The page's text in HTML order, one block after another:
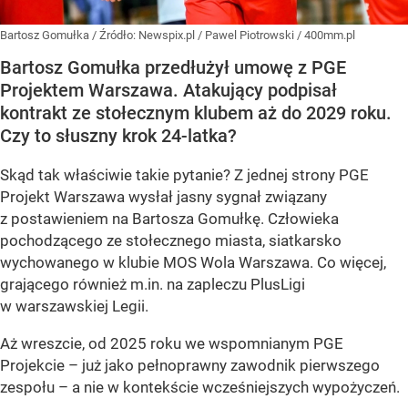
Bartosz Gomułka / Źródło: Newspix.pl / Pawel Piotrowski / 400mm.pl
Bartosz Gomułka przedłużył umowę z PGE
Projektem Warszawa. Atakujący podpisał
kontrakt ze stołecznym klubem aż do 2029 roku.
Czy to słuszny krok 24-latka?
Skąd tak właściwie takie pytanie? Z jednej strony PGE
Projekt Warszawa wysłał jasny sygnał związany
z postawieniem na Bartosza Gomułkę. Człowieka
pochodzącego ze stołecznego miasta, siatkarsko
wychowanego w klubie MOS Wola Warszawa. Co więcej,
grającego również m.in. na zapleczu PlusLigi
w warszawskiej Legii.
Aż wreszcie, od 2025 roku we wspomnianym PGE
Projekcie – już jako pełnoprawny zawodnik pierwszego
zespołu – a nie w kontekście wcześniejszych wypożyczeń.